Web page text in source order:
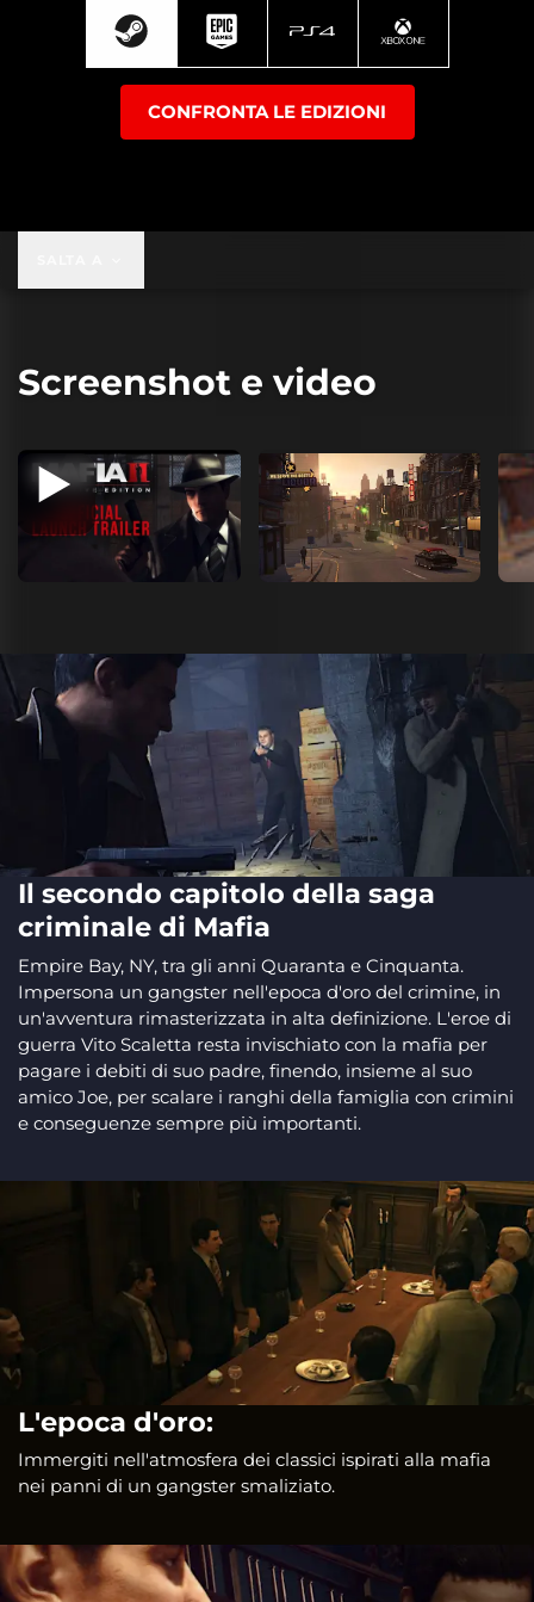
CONFRONTA LE EDIZIONI
Screenshot e video
Il secondo capitolo della saga
criminale di Mafia
Empire Bay, NY, tra gli anni Quaranta e Cinquanta.
Impersona un gangster nell'epoca d'oro del crimine, in
un'avventura rimasterizzata in alta definizione. L'eroe di
guerra Vito Scaletta resta invischiato con la mafia per
pagare i debiti di suo padre, finendo, insieme al suo
amico Joe, per scalare i ranghi della famiglia con crimini
e conseguenze sempre più importanti.
L'epoca d'oro:
Immergiti nell'atmosfera dei classici ispirati alla mafia
nei panni di un gangster smaliziato.